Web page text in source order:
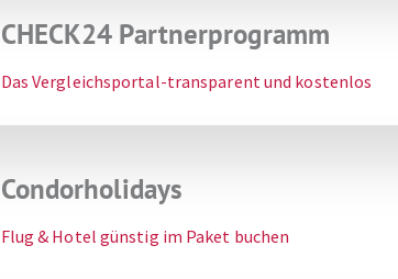
CHECK24 Partnerprogramm
Das Vergleichsportal-transparent und kostenlos
Condorholidays
Flug & Hotel günstig im Paket buchen